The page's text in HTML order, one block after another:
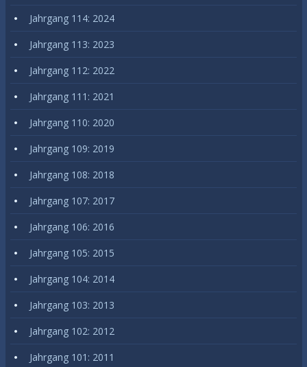
Jahrgang 114: 2024
Jahrgang 113: 2023
Jahrgang 112: 2022
Jahrgang 111: 2021
Jahrgang 110: 2020
Jahrgang 109: 2019
Jahrgang 108: 2018
Jahrgang 107: 2017
Jahrgang 106: 2016
Jahrgang 105: 2015
Jahrgang 104: 2014
Jahrgang 103: 2013
Jahrgang 102: 2012
Jahrgang 101: 2011